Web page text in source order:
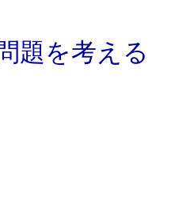
題を考える